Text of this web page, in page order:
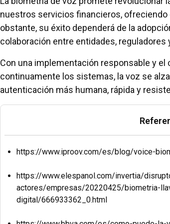
nuestros servicios financieros, ofreciendo
obstante, su éxito dependerá de la
colaboración entre entidades,
Con una implementación responsable y
continuamente los sistemas, la voz se
autenticación más humana, rápida y
https://www.iproov.com/es/blog/voice-
https://www.elespanol.com/invertia/
actores/empresas/20220425/biometria-
digital/666933362_0.html